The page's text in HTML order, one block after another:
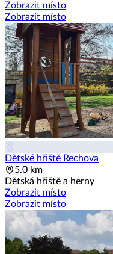
Zobrazit místo
Zobrazit místo
Dětské hřiště Rechova
5.0 km
Dětská hřiště a herny
Zobrazit místo
Zobrazit místo